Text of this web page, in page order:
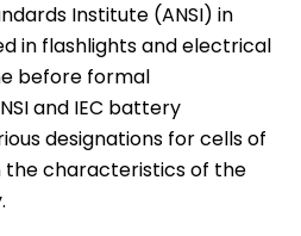
Institute (ANSI) in
in flashlights and electrical
before formal
and IEC battery
designations for cells of
the characteristics of the